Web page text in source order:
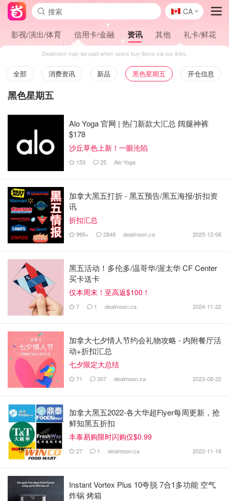
🇨🇦
CA
影视/演出/体育 信用卡/金融 资讯 其他 礼卡/鲜花
Dealmoon may be paid when users buy items via our links.
全部 消费资讯 新品 黑色星期五 开仓信息
黑色星期五
Alo Yoga 官网 | 热门新款大汇总 阔腿神裤
$178
沙丘草色上新！一眼沦陷
153 25 Alo Yoga
加拿大黑五打折 - 黑五预告/黑五海报/折扣资
讯
折扣汇总
999+ 2848 dealmoon.ca 2025-12-06
黑五活动！多伦多/温哥华/渥太华 CF Center
买卡送卡
仅本周末！至高返$100！
7 1 dealmoon.ca 2024-11-22
加拿大七夕情人节约会礼物攻略 - 内附餐厅活
动+折扣汇总
七夕限定大总结
71 307 dealmoon.ca 2023-08-22
加拿大黑五2022-各大华超Flyer每周更新，抢
鲜知黑五折扣
丰泰易购限时闪购仅$0.99
27 1 dealmoon.ca 2022-11-16
Instant Vortex Plus 10夸脱 7合1多功能 空气
炸锅 烤箱